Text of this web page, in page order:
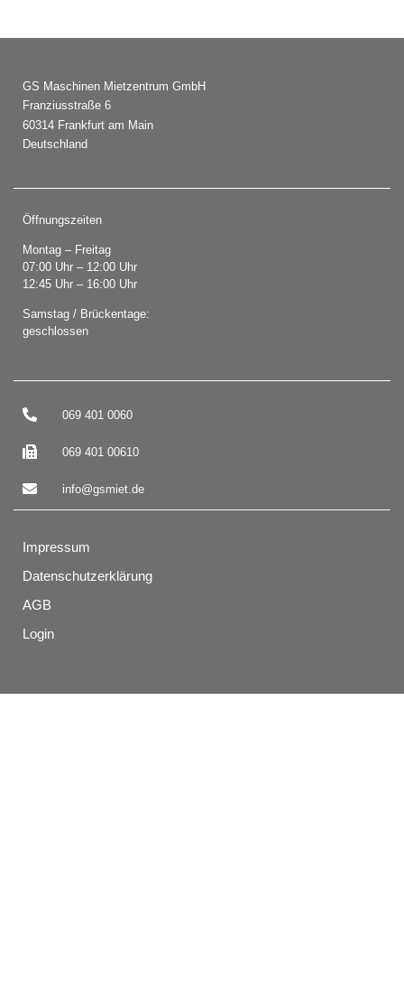
GS Maschinen Mietzentrum GmbH
Franziusstraße 6
60314 Frankfurt am Main
Deutschland
Öffnungszeiten
Montag – Freitag
07:00 Uhr – 12:00 Uhr
12:45 Uhr – 16:00 Uhr
Samstag / Brückentage:
geschlossen
069 401 0060
069 401 00610
info@gsmiet.de
Impressum
Datenschutzerklärung
AGB
Login